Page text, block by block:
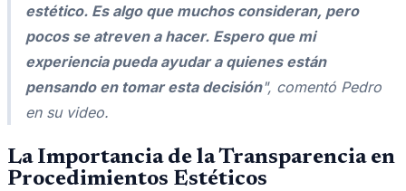
estético. Es algo que muchos consideran, pero
pocos se atreven a hacer. Espero que mi
experiencia pueda ayudar a quienes están
pensando en tomar esta decisión", comentó Pedro
en su video.
La Importancia de la Transparencia en
Procedimientos Estéticos